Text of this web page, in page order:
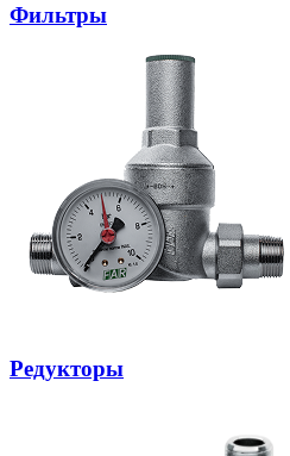
Фильтры
Редукторы